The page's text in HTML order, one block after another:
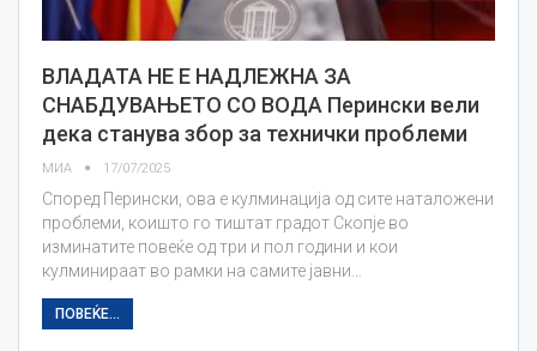
ВЛАДАТА НЕ Е НАДЛЕЖНА ЗА
СНАБДУВАЊЕТО СО ВОДА Перински вели
дека станува збор за технички проблеми
МИА 17/07/2025
Според Перински, ова е кулминација од сите наталожени
проблеми, коишто го тиштат градот Скопје во
изминатите повеќе од три и пол години и кои
кулминираат во рамки на самите јавни…
ПОВЕЌЕ...